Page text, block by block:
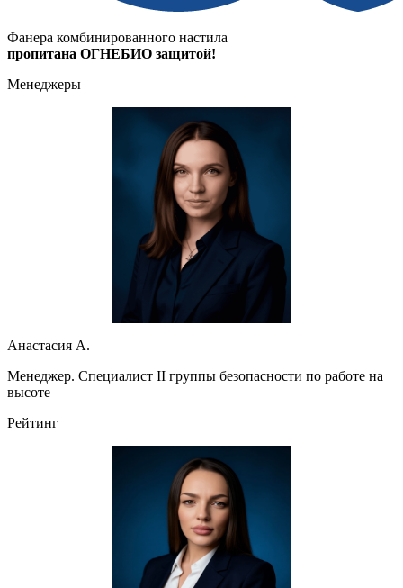
Фанера комбинированного настила
пропитана ОГНЕБИО защитой!
Менеджеры
Анастасия А.
Менеджер. Специалист II группы безопасности по работе на
высоте
Рейтинг